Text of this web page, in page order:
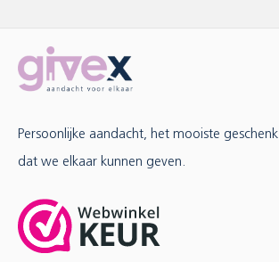
Persoonlijke aandacht, het mooiste geschenk
dat we elkaar kunnen geven.